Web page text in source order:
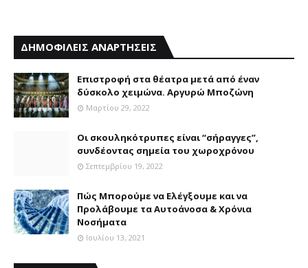
ΔΗΜΟΦΙΛΕΙΣ ΑΝΑΡΤΗΣΕΙΣ
Επιστροφή στα θέατρα μετά από έναν
δύσκολο χειμώνα. Αργυρώ Μποζώνη
Μαρτίου 29, 2022
Οι σκουληκότρυπες είναι “σήραγγες”,
συνδέοντας σημεία του χωροχρόνου
Σεπτεμβρίου 19, 2022
Πώς Μπορούμε να Ελέγξουμε και να
Προλάβουμε τα Αυτοάνοσα & Χρόνια
Νοσήματα
Ιουλίου 13, 2021